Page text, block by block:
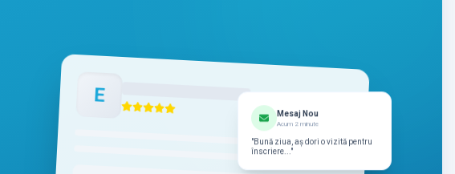
E
Acum 2 minute
"Bună ziua, aș dori o vizită pentru
înscriere..."